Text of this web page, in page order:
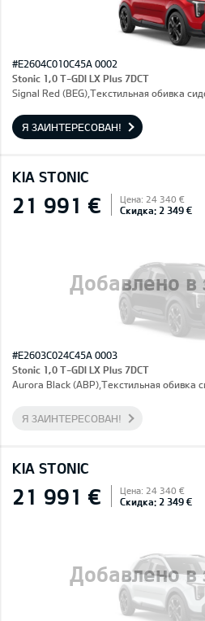
#E2604C010C45A 0002
Stonic 1,0 T-GDI LX Plus 7DCT
Signal Red (BEG),Текстильная обивка
Я ЗАИНТЕРЕСОВАН!
KIA STONIC
Добавлено в
21 991 € Цена: 24 340 €
Скидка: 2 349 €
#E2603C024C45A 0003
Stonic 1,0 T-GDI LX Plus 7DCT
Aurora Black (ABP),Текстильная обивка
Я ЗАИНТЕРЕСОВАН!
KIA STONIC
Добавлено в
21 991 € Цена: 24 340 €
Скидка: 2 349 €